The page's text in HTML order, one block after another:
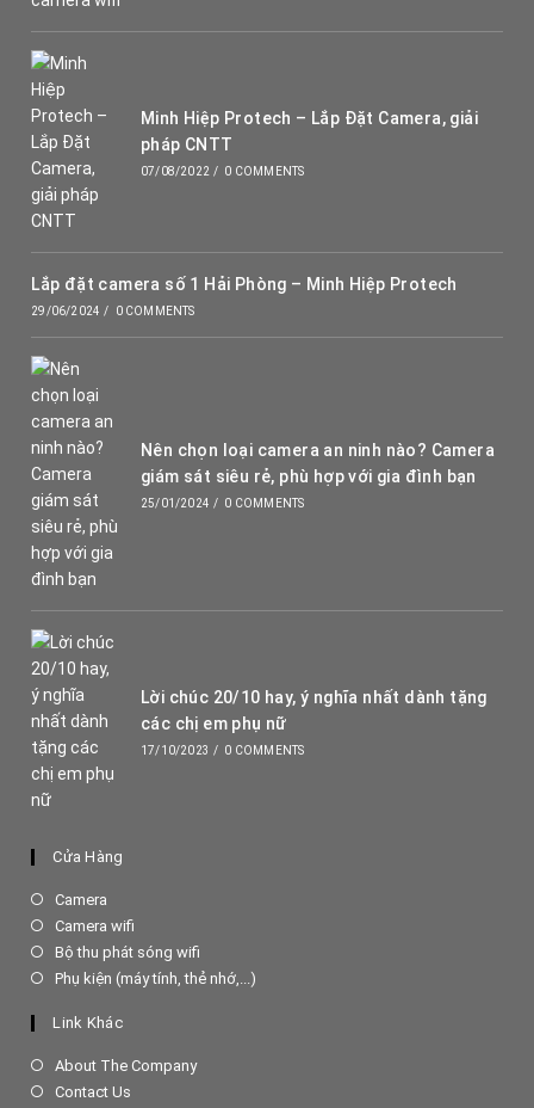
Minh Hiệp Protech – Lắp Đặt Camera, giải
pháp CNTT
07/08/2022 / 0 COMMENTS
Lắp đặt camera số 1 Hải Phòng – Minh Hiệp Protech
29/06/2024 / 0 COMMENTS
Nên chọn loại camera an ninh nào? Camera
giám sát siêu rẻ, phù hợp với gia đình bạn
25/01/2024 / 0 COMMENTS
Lời chúc 20/10 hay, ý nghĩa nhất dành tặng
các chị em phụ nữ
17/10/2023 / 0 COMMENTS
Cửa Hàng
Camera
in
new
tab
Camera wifi
in
new
Bộ thu phát sóng wifi
in
Phụ kiện (máy tính, thẻ nhớ,...)
Link Khác
About The Company
Contact Us